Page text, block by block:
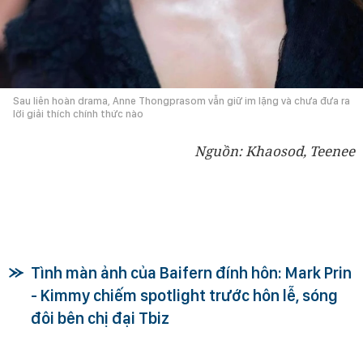
Sau liên hoàn drama, Anne Thongprasom vẫn giữ im lặng và chưa đưa ra
lời giải thích chính thức nào
Nguồn: Khaosod, Teenee
Tình màn ảnh của Baifern đính hôn: Mark Prin
- Kimmy chiếm spotlight trước hôn lễ, sóng
đôi bên chị đại Tbiz